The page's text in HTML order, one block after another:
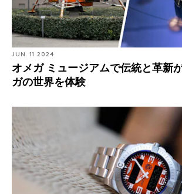
JUN. 11 2024
オメガ ミュージアムで伝統と革新
ガの世界を体験